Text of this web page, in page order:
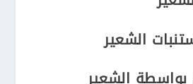
الشعير
بواسطة الشعير